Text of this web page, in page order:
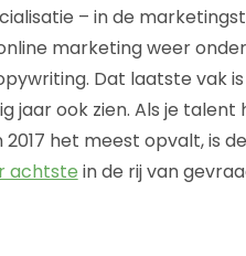
– in de
marketing weer
Dat laatste vak
jaar ook zien. Als je talent
het meest opvalt, is
achtste in de rij van